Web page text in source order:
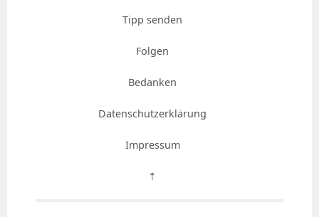
Tipp senden
Folgen
Bedanken
Datenschutzerklärung
Impressum
⇡